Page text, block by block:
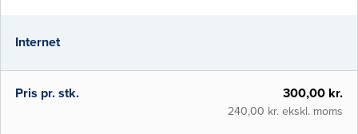
interaktion, lyd og levende bille
Internet
Pris pr. stk. 300,00 kr.
240,00 kr. ekskl. moms